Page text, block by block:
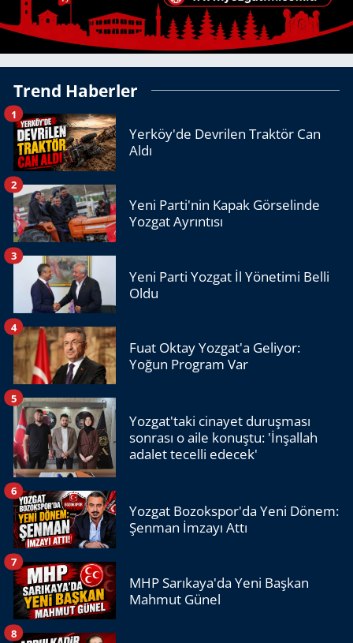
Trend Haberler
Yerköy'de Devrilen Traktör Can
Aldı
1
Yeni Parti'nin Kapak Görselinde
Yozgat Ayrıntısı
2
Yeni Parti Yozgat İl Yönetimi Belli
Oldu
3
Fuat Oktay Yozgat'a Geliyor:
Yoğun Program Var
4
Yozgat'taki cinayet duruşması
sonrası o aile konuştu: 'İnşallah
adalet tecelli edecek'
5
Yozgat Bozokspor'da Yeni Dönem:
Şenman İmzayı Attı
6
MHP Sarıkaya'da Yeni Başkan
Mahmut Günel
7
8